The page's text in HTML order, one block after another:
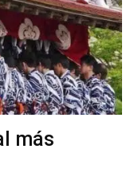
más